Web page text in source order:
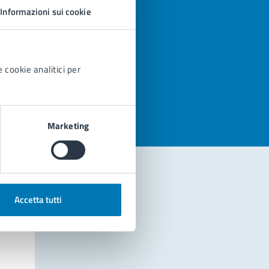
Informazioni sui cookie
cookie analitici per
Marketing
Accetta tutti